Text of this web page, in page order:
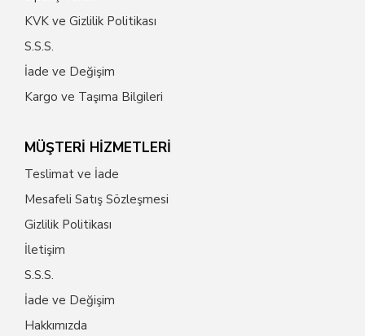
KVK ve Gizlilik Politikası
S.S.S.
İade ve Değişim
Kargo ve Taşıma Bilgileri
MÜŞTERİ HİZMETLERİ
Teslimat ve İade
Mesafeli Satış Sözleşmesi
Gizlilik Politikası
İletişim
S.S.S.
İade ve Değişim
Hakkımızda